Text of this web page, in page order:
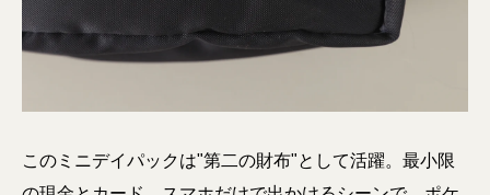
このミニデイパックは"第二の財布"として活躍。最小限